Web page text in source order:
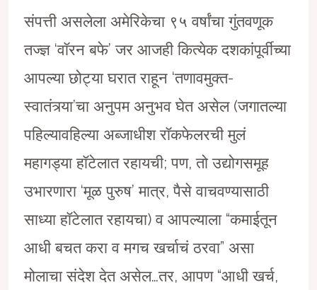
संपत्ती असलेला अमेरिकेचा ९५ वर्षांचा गुंतवणूक
तज्ज्ञ ‘वाॅरन बफे’ जर आजही कित्येक दशकांपूर्वीच्या
आपल्या छोट्या घरात राहून ‘तणावमुक्त-
स्वातंत्र्या’चा अनुपम अनुभव घेत असेल (जगातल्या
पहिल्यावहिल्या अब्जाधीश राॅकफेलरची मुलं
महागड्या हॉटेलात रहायची; पण, तो उद्योगसमूह
उभारणारा ‘मूळ पुरुष’ मात्र, पैसे वाचवण्यासाठी
साध्या हाॅटेलात रहायचा) व आपल्याला “कमाईतून
आधी बचत करा व मगच खर्चाचं ठरवा” असा
मोलाचा संदेश देत असेल…तर, आपण “आधी खर्च,